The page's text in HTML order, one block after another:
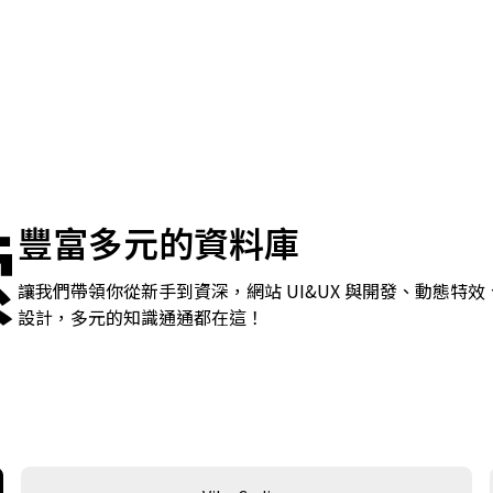
豐富多元的資料庫
讓我們帶領你從新手到資深，網站 UI&UX 與開發、動態特效
設計，多元的知識通通都在這！